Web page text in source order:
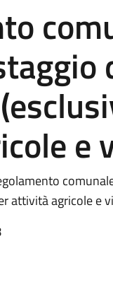
e
attività agricole e